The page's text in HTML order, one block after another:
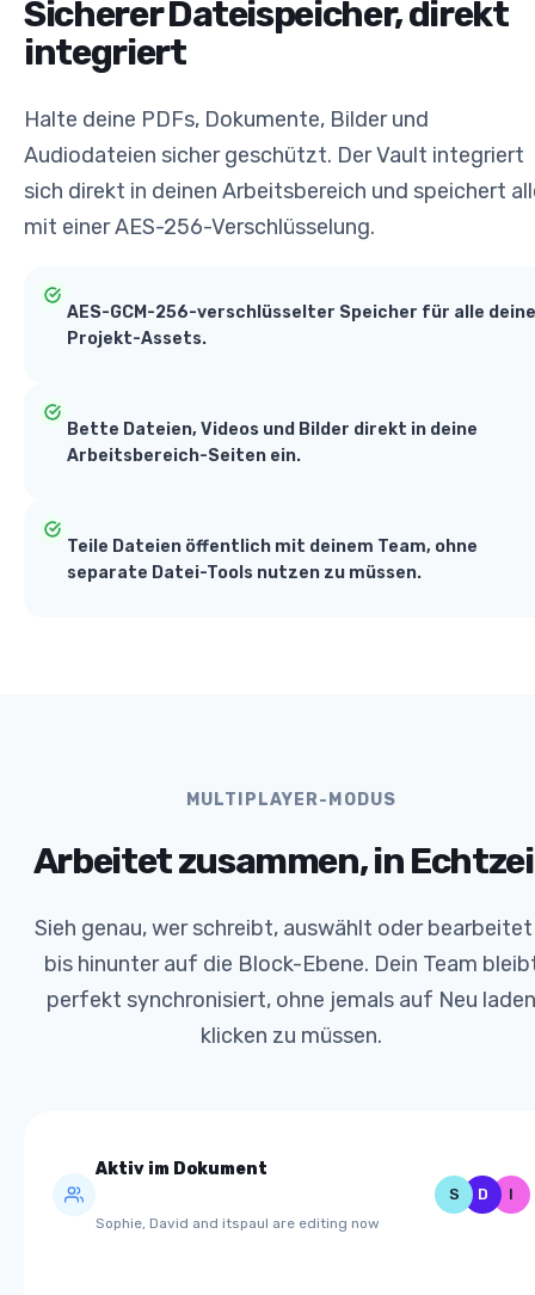
Sicherer Dateispeicher, direkt
integriert
Halte deine PDFs, Dokumente, Bilder und
Audiodateien sicher geschützt. Der Vault integriert
sich direkt in deinen Arbeitsbereich und speichert
mit einer AES-256-Verschlüsselung.
AES-GCM-256-verschlüsselter Speicher für alle deine
Projekt-Assets.
Bette Dateien, Videos und Bilder direkt in deine
Arbeitsbereich-Seiten ein.
Teile Dateien öffentlich mit deinem Team, ohne
separate Datei-Tools nutzen zu müssen.
MULTIPLAYER-MODUS
Arbeitet zusammen, in
Sieh genau, wer schreibt, auswählt oder bearbeitet
bis hinunter auf die Block-Ebene. Dein Team
perfekt synchronisiert, ohne jemals auf Neu laden
klicken zu müssen.
Aktiv im Dokument
Sophie, David and itspaul are editing now
I
D
S